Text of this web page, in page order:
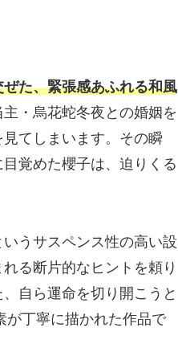
た、緊張感あふれる和風
・烏花蛇冬夜との婚姻を
てしまいます。その瞬
覚めた櫻子は、迫りくる
うサスペンス性の高い設
る断片的なヒントを頼り
自ら運命を切り開こうと
が丁寧に描かれた作品で